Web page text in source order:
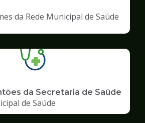
de
Saúde
da Rede Municipal de Saúde
da Secretaria de Saúde
de Saúde